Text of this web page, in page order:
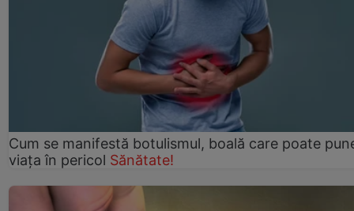
Cum se manifestă botulismul, boală care poate
viaţa în pericol Sănătate!